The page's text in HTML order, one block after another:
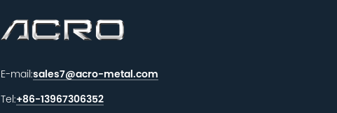
E-mail:sales7@acro-metal.com
Tel:+86-13967306352